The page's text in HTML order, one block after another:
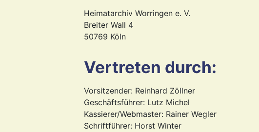
Heimatarchiv Worringen e. V.
Breiter Wall 4
50769 Köln
Vertreten durch:
Vorsitzender: Reinhard Zöllner
Geschäftsführer: Lutz Michel
Kassierer/Webmaster: Rainer Wegler
Schriftführer: Horst Winter